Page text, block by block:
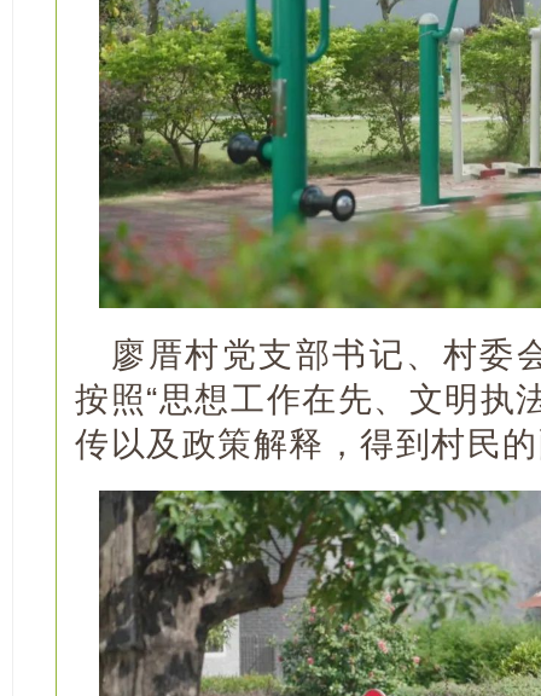
廖厝村党支部书记、村委
按照“思想工作在先、文明执
传以及政策解释，得到村民